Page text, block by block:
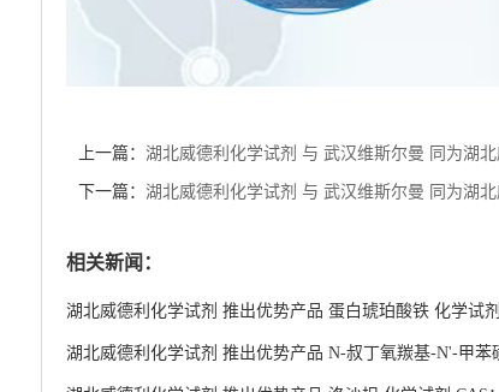
吗啡啉)丙磺酸 (MOPS)—1132-61-2 】 优惠促销 现货供
相关新闻：
货供应
湖北威德利化学试剂 推出优势产品 洛沙坦 化学试剂
湖北威德利化学试剂 推出优势产品 推出优势产品 N-叔丁
度98% 新货供应
关于我们 咨询